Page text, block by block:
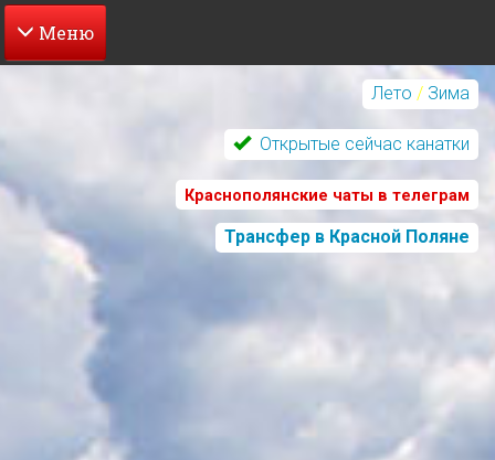
Перейти
содержанию
Лето / Зима
Открытые сейчас канатки
Краснополянские чаты в телеграм
Трансфер в Красной Поляне